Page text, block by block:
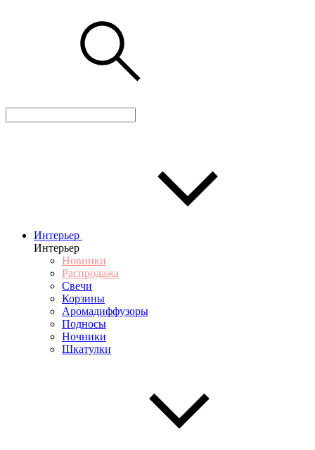
Интерьер
Интерьер
Новинки
Распродажа
Свечи
Корзины
Аромадиффузоры
Подносы
Ночники
Шкатулки